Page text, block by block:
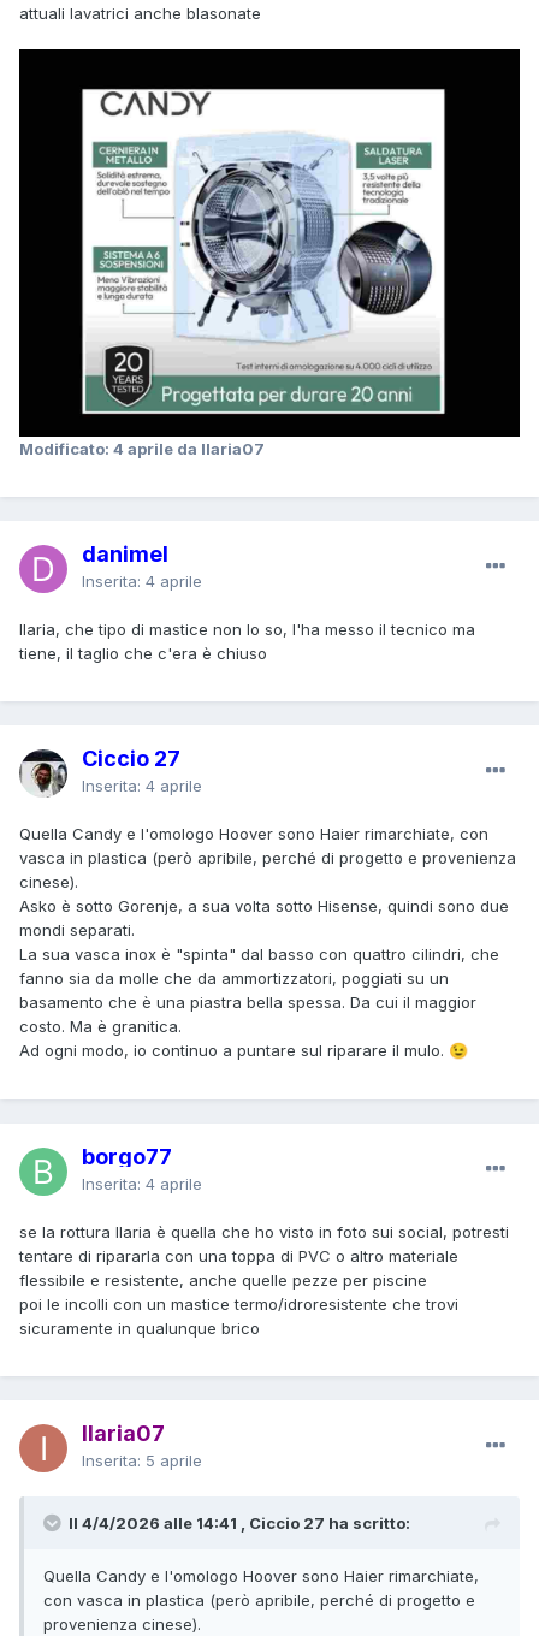
attuali lavatrici anche blasonate
Modificato: 4 aprile da Ilaria07
danimel
Inserita: 4 aprile
Ilaria, che tipo di mastice non lo so, l'ha messo il tecnico ma
tiene, il taglio che c'era è chiuso
Ciccio 27
Inserita: 4 aprile
Quella Candy e l'omologo Hoover sono Haier rimarchiate, con
vasca in plastica (però apribile, perché di progetto e provenienza
cinese).
Asko è sotto Gorenje, a sua volta sotto Hisense, quindi sono due
mondi separati.
La sua vasca inox è "spinta" dal basso con quattro cilindri, che
fanno sia da molle che da ammortizzatori, poggiati su un
basamento che è una piastra bella spessa. Da cui il maggior
costo. Ma è granitica.
Ad ogni modo, io continuo a puntare sul riparare il mulo. 😉
borgo77
Inserita: 4 aprile
se la rottura Ilaria è quella che ho visto in foto sui social, potresti
tentare di ripararla con una toppa di PVC o altro materiale
flessibile e resistente, anche quelle pezze per piscine
poi le incolli con un mastice termo/idroresistente che trovi
sicuramente in qualunque brico
Ilaria07
Inserita: 5 aprile
Il 4/4/2026 alle 14:41 , Ciccio 27 ha scritto:
Quella Candy e l'omologo Hoover sono Haier rimarchiate,
con vasca in plastica (però apribile, perché di progetto e
provenienza cinese).